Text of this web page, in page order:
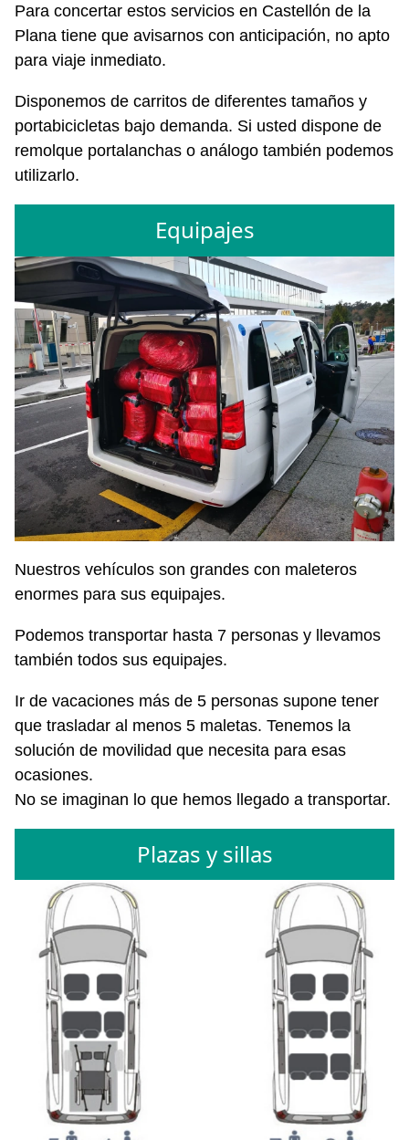
Para concertar estos servicios en Castellón de la
Plana tiene que avisarnos con anticipación, no apto
para viaje inmediato.
Disponemos de carritos de diferentes tamaños y
portabicicletas bajo demanda. Si usted dispone de
remolque portalanchas o análogo también podemos
utilizarlo.
Equipajes
Nuestros vehículos son grandes con maleteros
enormes para sus equipajes.
Podemos transportar hasta 7 personas y llevamos
también todos sus equipajes.
Ir de vacaciones más de 5 personas supone tener
que trasladar al menos 5 maletas. Tenemos la
solución de movilidad que necesita para esas
ocasiones.
No se imaginan lo que hemos llegado a transportar.
Plazas y sillas